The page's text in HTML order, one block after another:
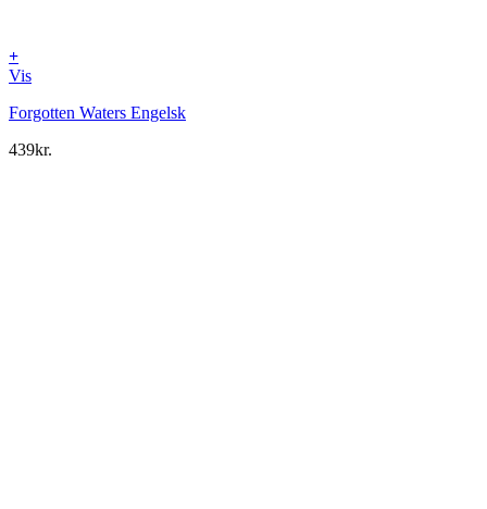
+
Vis
Forgotten Waters Engelsk
439kr.